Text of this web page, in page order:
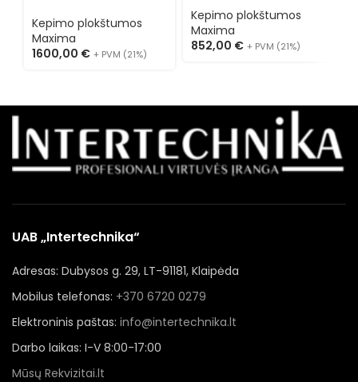
Kepimo plokštumos
Maxima
1600,00 € + PVM (21%)
Kepimo plokštumos
Maxima
852,00 € + PVM (21%)
UAB „Intertechnika“
Adresas: Dubysos g. 29, LT-91181, Klaipėda
Mobilus telefonas: +370 6720 0279
Elektroninis paštas: info@intertechnika.lt
Darbo laikas: I-V 8:00-17:00
Mūsų Rekvizitai.lt